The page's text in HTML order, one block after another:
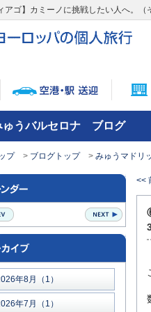
ゴ】カミーノに挑戦したい人へ。
ゅうバルセロナ ブログ
プ ブログトップ みゅうマドリ
年8月（1）
年7月（1）
<<